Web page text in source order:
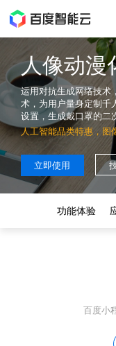
人像动漫
运用对抗生成网络技术
术，为用户量身定制千
设置，生成戴口罩的二
人工智能品类特惠，图
立即使用
功能体验
百度小